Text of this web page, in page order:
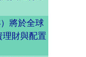
將於全球
理財與配置